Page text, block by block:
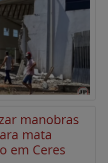
manobras
mata
em Ceres